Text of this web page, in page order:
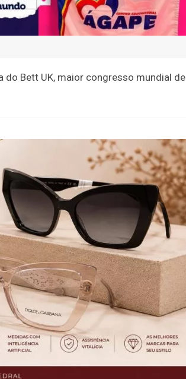
do Bett UK, maior congresso mundial de